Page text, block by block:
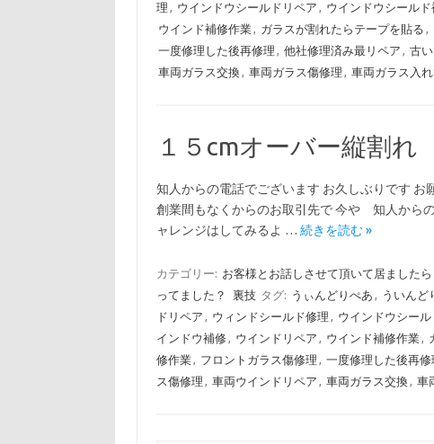
理 , ウインドウシールドリペア , ウインドウシールド
ウインド補修作業, ガラスが割れたらテープを貼る ,
一度修理した後再修理 , 他社修理済み最リペア , 古
車両ガラス交換, 車両ガラス傷修理 , 車両ガラス入
１５cmオーバー縦割れ
知人からの電話でございます お久しぶりです
創業間もなくからのお取引先で 今や 知人から
ャレンジはしてみるよ … 続きを読む »
カテゴリー: お客様とお話しさせて頂いて居ましたら
ってました？
裏技 タグ: うぃんどりぺあ , ういんど
ドリペア , ウィンドシールド修理 , ウインドウシール
インドウ補修, ウインドリペア , ウインド補修作業,
修作業, フロントガラス傷修理 , 一度修理した後再修
ス傷修理 , 車両ウインドリペア , 車両ガラス交換, 車